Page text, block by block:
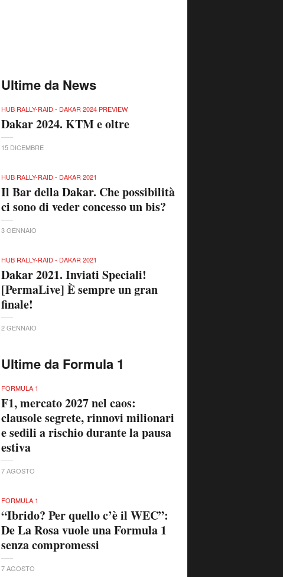
Ultime da News
HUB RALLY-RAID - DAKAR 2024 PREVIEW
Dakar 2024. KTM e oltre
15 DICEMBRE
HUB RALLY-RAID - DAKAR 2021
Il Bar della Dakar. Che possibilità
ci sono di veder concesso un bis?
3 GENNAIO
HUB RALLY-RAID - DAKAR 2021
Dakar 2021. Inviati Speciali!
[PermaLive] È sempre un gran
finale!
2 GENNAIO
Ultime da Formula 1
FORMULA 1
F1, mercato 2027 nel caos:
clausole segrete, rinnovi milionari
e sedili a rischio durante la pausa
estiva
7 AGOSTO
FORMULA 1
“Ibrido? Per quello c’è il WEC”:
De La Rosa vuole una Formula 1
senza compromessi
7 AGOSTO